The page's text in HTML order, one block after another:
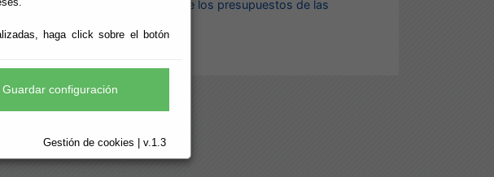
haga click sobre el botón
Guardar configuración
Gestión de cookies | v.1.3
la que se aprueba la estructura de los presupuestos de las